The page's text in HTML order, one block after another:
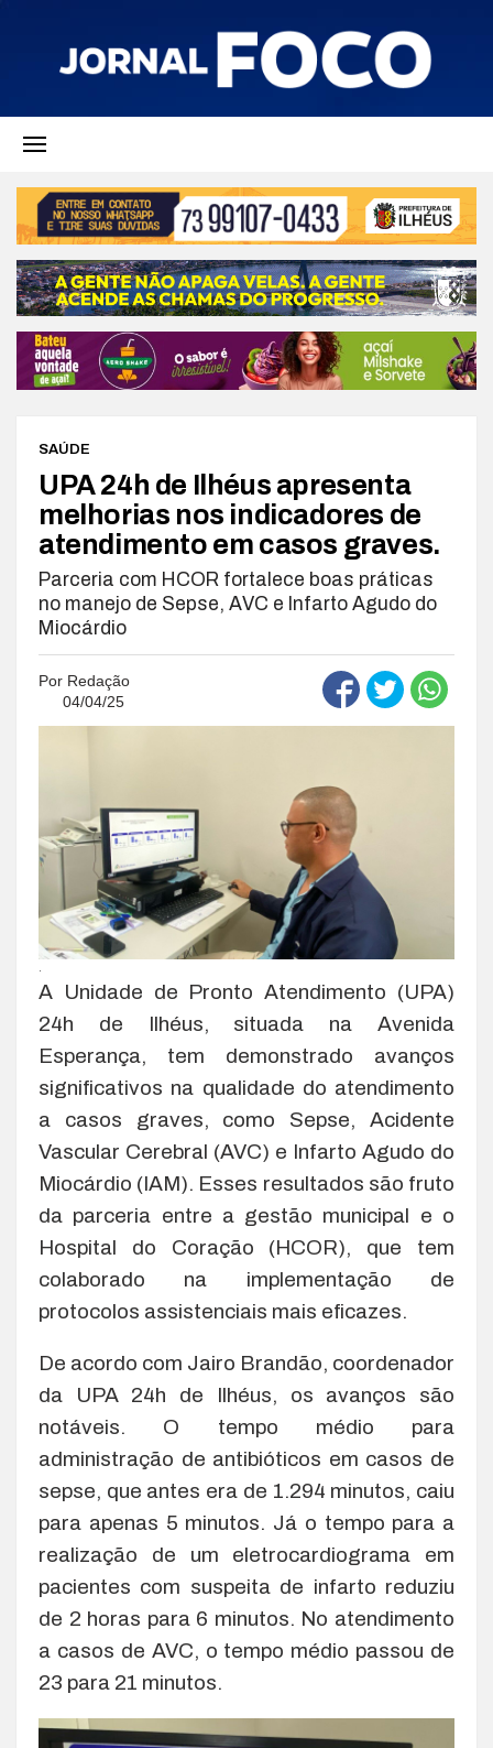
SAÚDE
UPA 24h de Ilhéus apresenta
melhorias nos indicadores de
atendimento em casos graves.
Parceria com HCOR fortalece boas práticas
no manejo de Sepse, AVC e Infarto Agudo do
Miocárdio
Por Redação
04/04/25
.
A Unidade de Pronto Atendimento (UPA)
24h de Ilhéus, situada na Avenida
Esperança, tem demonstrado avanços
significativos na qualidade do atendimento
a casos graves, como Sepse, Acidente
Vascular Cerebral (AVC) e Infarto Agudo do
Miocárdio (IAM). Esses resultados são fruto
da parceria entre a gestão municipal e o
Hospital do Coração (HCOR), que tem
colaborado na implementação de
protocolos assistenciais mais eficazes.
De acordo com Jairo Brandão, coordenador
da UPA 24h de Ilhéus, os avanços são
notáveis. O tempo médio para
administração de antibióticos em casos de
sepse, que antes era de 1.294 minutos, caiu
para apenas 5 minutos. Já o tempo para a
realização de um eletrocardiograma em
pacientes com suspeita de infarto reduziu
de 2 horas para 6 minutos. No atendimento
a casos de AVC, o tempo médio passou de
23 para 21 minutos.